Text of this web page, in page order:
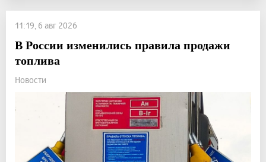
11:19, 6 авг 2026
В России изменились правила продажи
топлива
Новости